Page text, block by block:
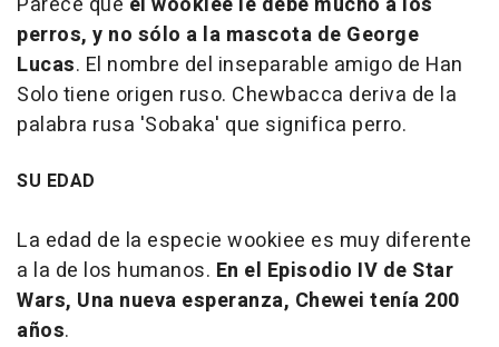
perros, y no sólo a la mascota de George
Lucas. El nombre del inseparable amigo de Han
Solo tiene origen ruso. Chewbacca deriva de la
palabra rusa 'Sobaka' que significa perro.
SU EDAD
La edad de la especie wookiee es muy diferente
a la de los humanos. En el Episodio IV de Star
Wars, Una nueva esperanza, Chewei tenía 200
años.